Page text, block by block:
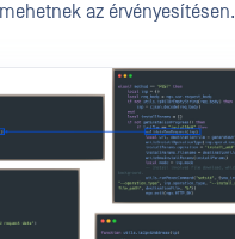
az érvényesítésen.